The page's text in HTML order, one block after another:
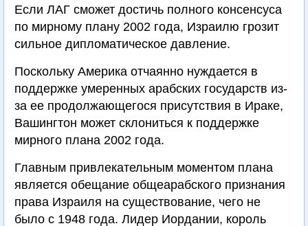
Если ЛАГ сможет достичь полного консенсуса
по мирному плану 2002 года, Израилю грозит
сильное дипломатическое давление.
Поскольку Америка отчаянно нуждается в
поддержке умеренных арабских государств из-
за ее продолжающегося присутствия в Ираке,
Вашингтон может склониться к поддержке
мирного плана 2002 года.
Главным привлекательным моментом плана
является обещание общеарабского признания
права Израиля на существование, чего не
было с 1948 года. Лидер Иордании, король